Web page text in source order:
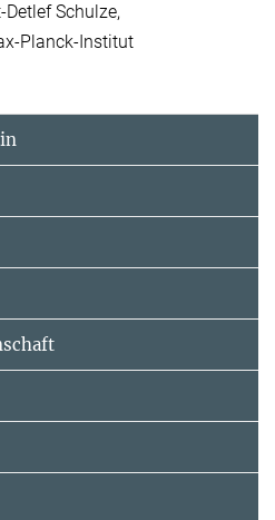
Schulze,
Planck-Institut